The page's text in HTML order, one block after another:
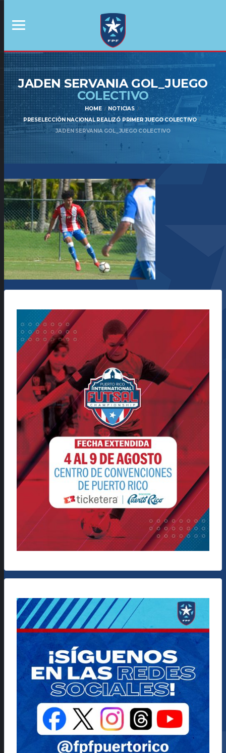
JADEN SERVANIA GOL_JUEGO
COLECTIVO
HOME
NOTICIAS
PRESELECCIÓN NACIONAL REALIZÓ PRIMER JUEGO COLECTIVO
JADEN SERVANIA GOL_JUEGO COLECTIVO